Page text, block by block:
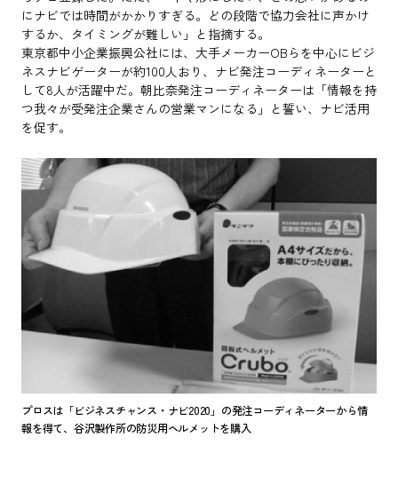
にナビでは時間がかかりすぎる。どの段階で協力会社に声かけ
するか、タイミングが難しい」と指摘する。
東京都中小企業振興公社には、大手メーカーOBらを中心にビジ
ネスナビゲーターが約100人おり、ナビ発注コーディネーターと
して8人が活躍中だ。朝比奈発注コーディネーターは「情報を持
つ我々が受発注企業さんの営業マンになる」と誓い、ナビ活用
を促す。
プロスは「ビジネスチャンス・ナビ2020」の発注コーディネーターから情
報を得て、谷沢製作所の防災用ヘルメットを購入